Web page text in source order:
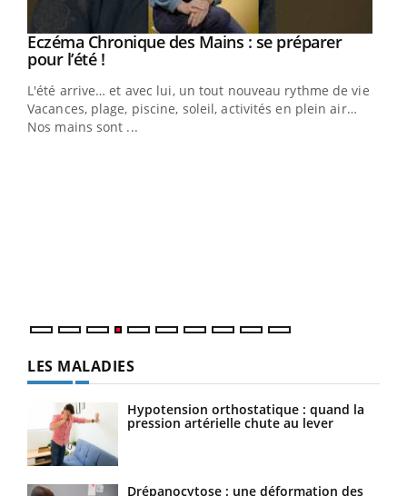
Youtube
Eczéma Chronique des Mains : se préparer
pour l’été !Youtube
L'été arrive… et avec lui, un tout nouveau rythme de vie !
Vacances, plage, piscine, soleil, activités en plein air…
Nos mains sont ...
LES MALADIES
Hypotension orthostatique : quand la
pression artérielle chute au lever
Drépanocytose : une déformation des